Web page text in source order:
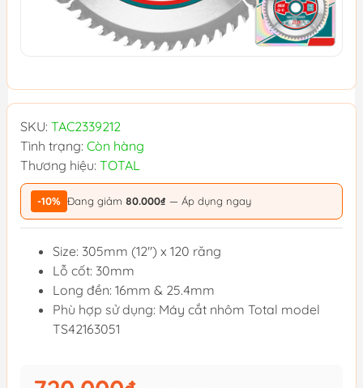
SKU: TAC2339212
Tình trạng: Còn hàng
Thương hiệu: TOTAL
-10% Đang giảm 80.000₫ — Áp dụng ngay
Size: 305mm (12'') x 120 răng
Lỗ cốt: 30mm
Long đền: 16mm & 25.4mm
Phù hợp sử dụng: Máy cắt nhôm Total model
TS42163051